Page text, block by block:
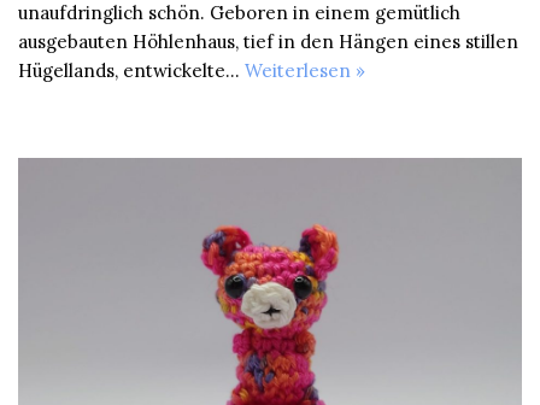
unaufdringlich schön. Geboren in einem gemütlich
ausgebauten Höhlenhaus, tief in den Hängen eines stillen
Hügellands, entwickelte… Weiterlesen »